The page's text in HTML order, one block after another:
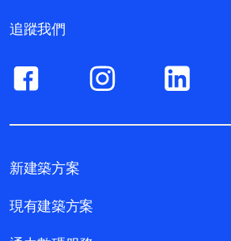
追蹤我們
新建築方案
現有建築方案